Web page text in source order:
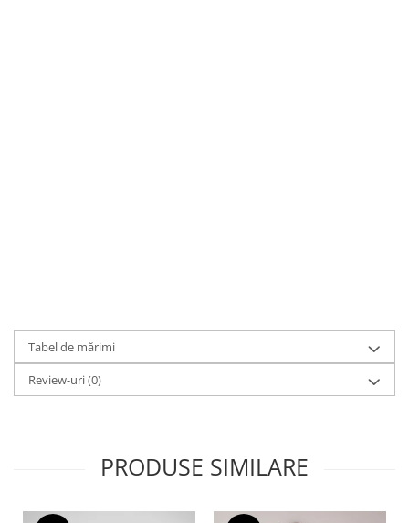
Tabel de mărimi
Review-uri(0)
PRODUSE SIMILARE